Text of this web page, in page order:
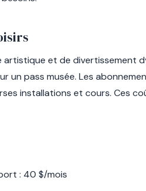
et de divertissement
un pass musée. Les
installations et cours. Ces
: 40 $/mois